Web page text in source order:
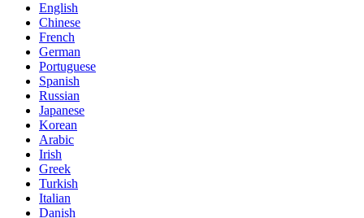
English
Chinese
French
German
Portuguese
Spanish
Russian
Japanese
Korean
Arabic
Irish
Greek
Turkish
Italian
Danish